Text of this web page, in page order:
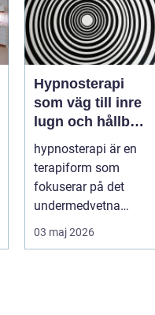
Hypnosterapi
som väg till inre
lugn och hållbar
förändring
hypnosterapi är en
terapiform som
fokuserar på det
undermedvetna
sinnet för att skapa
djup och hållb...
03 maj 2026